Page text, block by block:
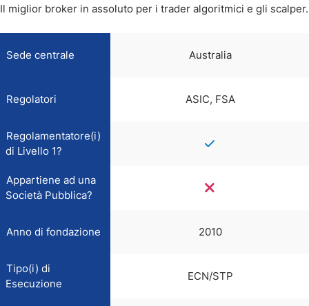
Il miglior broker in assoluto per i trader algoritmici e gli scalper.
Sede centrale Australia
Regolatori ASIC, FSA
Regolamentatore(i)
di Livello 1?
Appartiene ad una
Società Pubblica?
Anno di fondazione 2010
Tipo(i) di
Esecuzione
ECN/STP